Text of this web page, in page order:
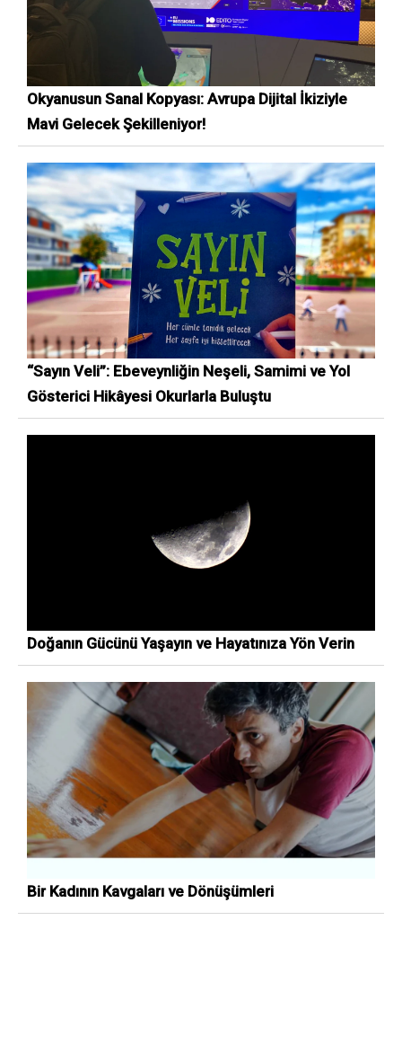
Okyanusun Sanal Kopyası: Avrupa Dijital İkiziyle
Mavi Gelecek Şekilleniyor!
“Sayın Veli”: Ebeveynliğin Neşeli, Samimi ve Yol
Gösterici Hikâyesi Okurlarla Buluştu
Doğanın Gücünü Yaşayın ve Hayatınıza Yön Verin
Bir Kadının Kavgaları ve Dönüşümleri